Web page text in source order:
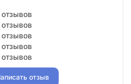
отзыв